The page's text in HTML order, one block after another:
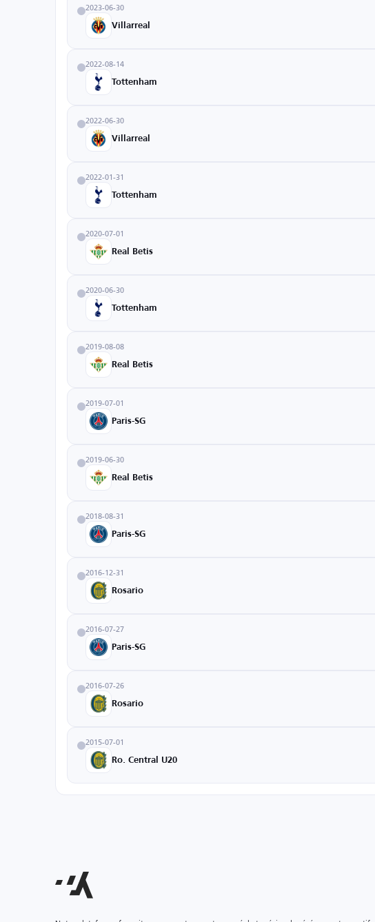
2023-06-30
Villarreal
2022-08-14
Tottenham
2022-06-30
Villarreal
2022-01-31
Tottenham
2020-07-01
Real Betis
2020-06-30
Tottenham
2019-08-08
Real Betis
2019-07-01
Paris-SG
2019-06-30
Real Betis
2018-08-31
Paris-SG
2016-12-31
Rosario
2016-07-27
Paris-SG
2016-07-26
Rosario
2015-07-01
Ro. Central U20